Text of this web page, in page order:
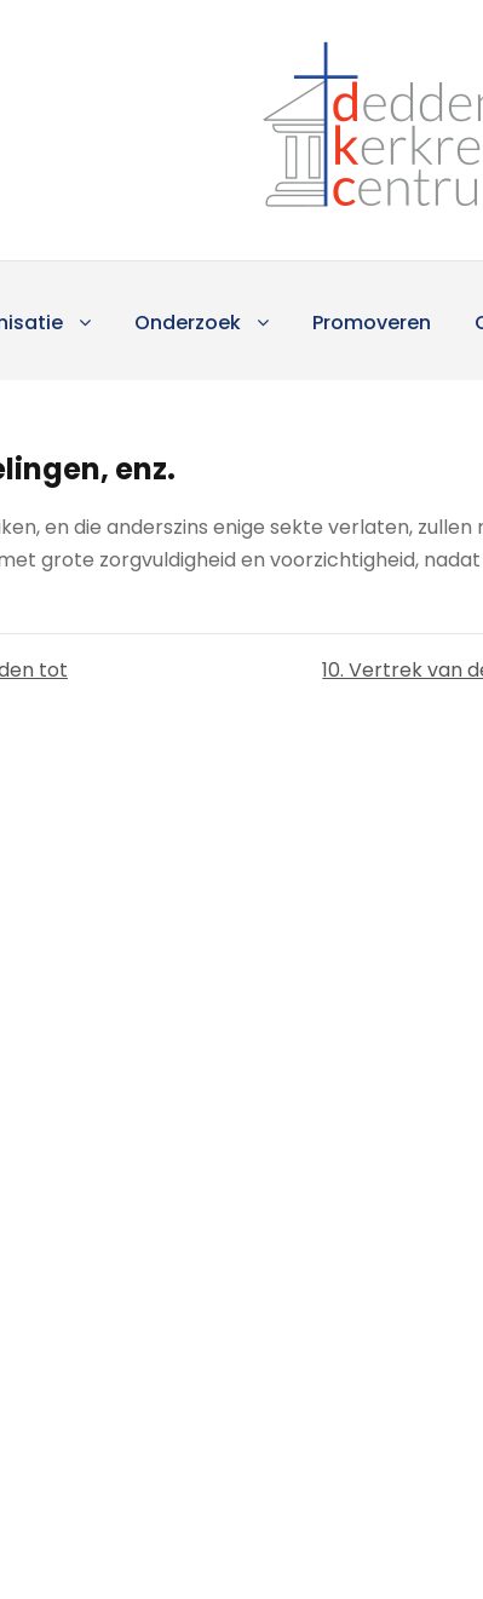
Onderzoek Promoveren
enz.
en die anderszins enige sekte verlaten,
grote zorgvuldigheid en voorzichtigheid, nadat
tot
10. Vertrek van